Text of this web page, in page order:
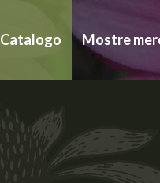
Catalogo Mostre